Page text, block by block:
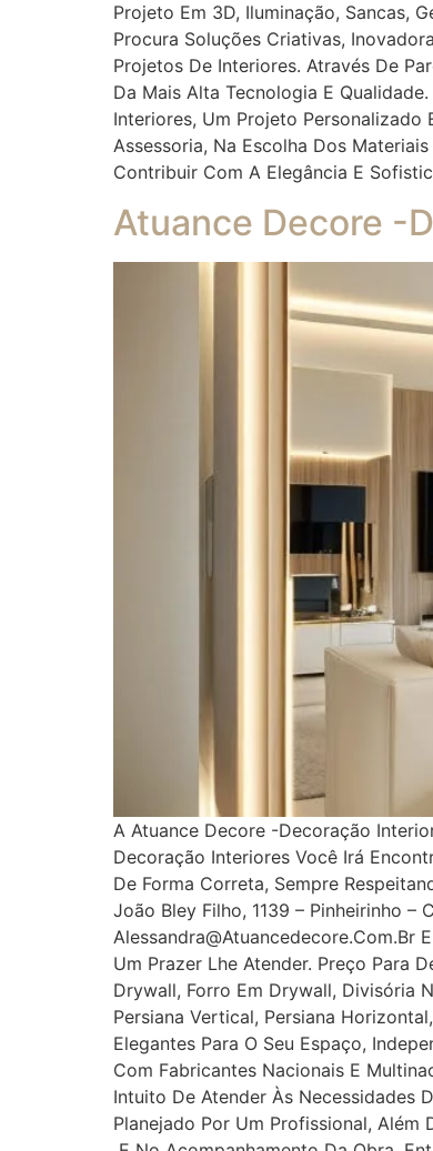
Projeto Em 3D, Iluminação, Sancas,
Procura Soluções Criativas,
Projetos De Interiores. Através De
Da Mais Alta Tecnologia E
Interiores, Um Projeto Personalizado
Assessoria, Na Escolha Dos
Contribuir Com A Elegância E
Atuance Decore -
A Atuance Decore -Decoração
Decoração Interiores Você Irá
De Forma Correta, Sempre
João Bley Filho, 1139 – Pinheirinho –
Alessandra@atuancedecore.com.br
Um Prazer Lhe Atender. Preço Para
Drywall, Forro Em Drywall, Divisória
Persiana Vertical, Persiana
Elegantes Para O Seu Espaço,
Com Fabricantes Nacionais E
Intuito De Atender Às Necessidades
Planejado Por Um Profissional, Além